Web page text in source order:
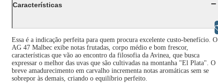
Características
Essa é a indicação perfeita para quem procura excelente custo-benefício. O
AG 47 Malbec exibe notas frutadas, corpo médio e bom frescor,
características que vão ao encontro da filosofia da Avinea, que busca
expressar o melhor das uvas que são cultivadas na montanha "El Plata". O
breve amadurecimento em carvalho incrementa notas aromáticas sem se
sobrepor às demais, criando o equilíbrio perfeito.
Libras